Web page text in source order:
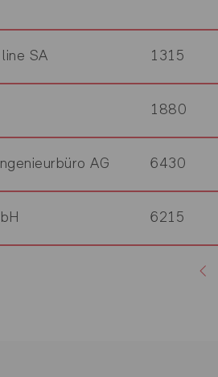
SA 1315
1880
AG 6430
6215